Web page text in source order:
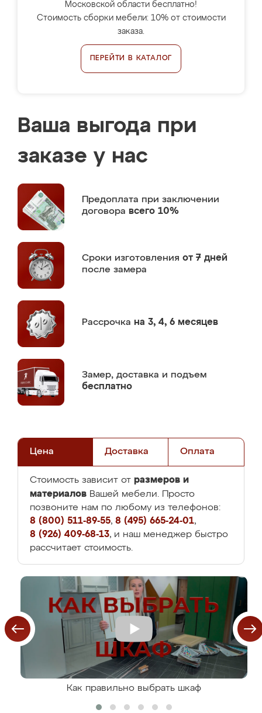
Московской области бесплатно!
Стоимость сборки мебели: 10% от стоимости
заказа.
ПЕРЕЙТИ В КАТАЛОГ
Ваша выгода при
заказе у нас
Предоплата при заключении
договора всего 10%
Сроки изготовления от 7 дней
после замера
Рассрочка на 3, 4, 6 месяцев
Замер, доставка и подъем
бесплатно
Цена Доставка Оплата
Стоимость зависит от размеров и
материалов Вашей мебели. Просто
позвоните нам по любому из телефонов:
8 (800) 511-89-55, 8 (495) 665-24-01,
8 (926) 409-68-13, и наш менеджер быстро
рассчитает стоимость.
Как правильно выбрать шкаф